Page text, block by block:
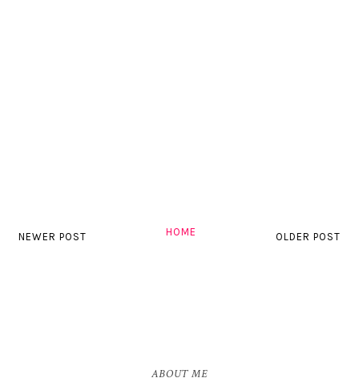
NEWER POST OLDER POST
HOME
ABOUT ME